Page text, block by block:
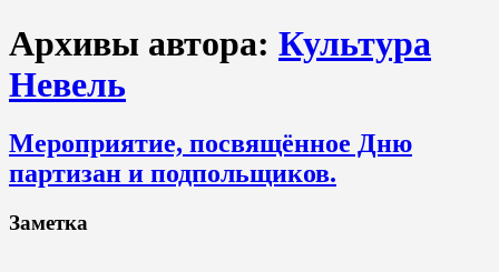
Архивы автора: Культура
Невель
Мероприятие, посвящённое Дню
партизан и подпольщиков.
Заметка